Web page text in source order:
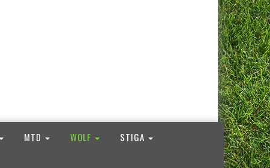
MTD WOLF STIGA